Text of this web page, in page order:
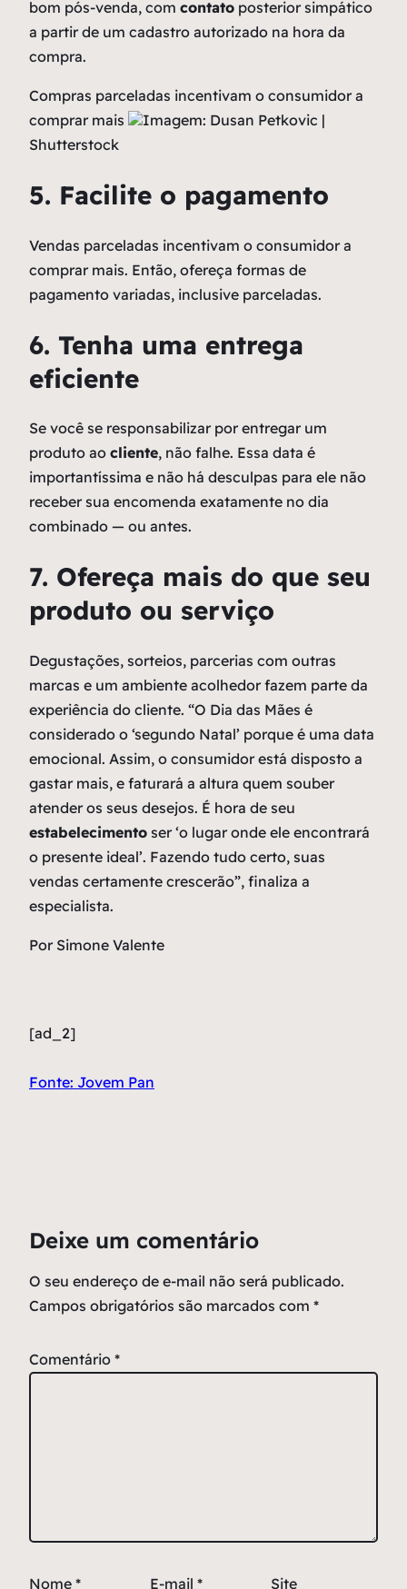
bom pós-venda, com contato posterior simpático
a partir de um cadastro autorizado na hora da
compra.
Compras parceladas incentivam o consumidor a
comprar mais
Imagem: Dusan Petkovic |
Shutterstock
5. Facilite o pagamento
Vendas parceladas incentivam o consumidor a
comprar mais. Então, ofereça formas de
pagamento variadas, inclusive parceladas.
6. Tenha uma entrega
eficiente
Se você se responsabilizar por entregar um
produto ao cliente, não falhe. Essa data é
importantíssima e não há desculpas para ele não
receber sua encomenda exatamente no dia
combinado — ou antes.
7. Ofereça mais do que seu
produto ou serviço
Degustações, sorteios, parcerias com outras
marcas e um ambiente acolhedor fazem parte da
experiência do cliente. “O Dia das Mães é
considerado o ‘segundo Natal’ porque é uma data
emocional. Assim, o consumidor está disposto a
gastar mais, e faturará a altura quem souber
atender os seus desejos. É hora de seu
estabelecimento ser ‘o lugar onde ele encontrará
o presente ideal’. Fazendo tudo certo, suas
vendas certamente crescerão”, finaliza a
especialista.
Por Simone Valente
[ad_2]
Fonte: Jovem Pan
Deixe um comentário
O seu endereço de e-mail não será publicado.
Campos obrigatórios são marcados com *
Comentário *
Nome * E-mail * Site